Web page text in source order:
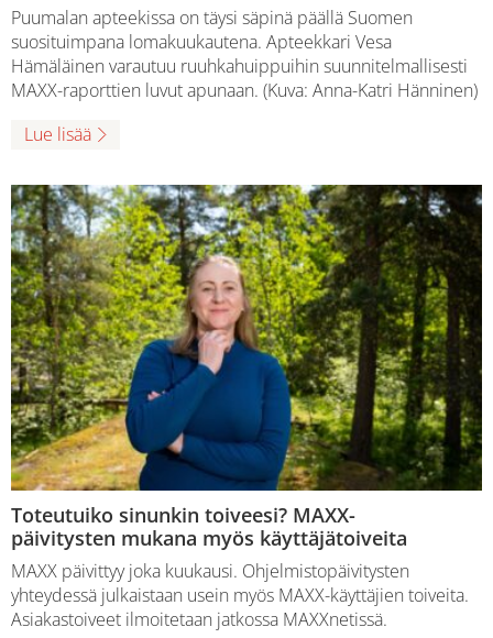
Puumalan apteekissa on täysi säpinä päällä Suomen
suosituimpana lomakuukautena. Apteekkari Vesa
Hämäläinen varautuu ruuhkahuippuihin suunnitelmallisesti
MAXX-raporttien luvut apunaan. (Kuva: Anna-Katri Hänninen)
Lue lisää
Toteutuiko sinunkin toiveesi? MAXX-
päivitysten mukana myös käyttäjätoiveita
MAXX päivittyy joka kuukausi. Ohjelmistopäivitysten
yhteydessä julkaistaan usein myös MAXX-käyttäjien toiveita.
Asiakastoiveet ilmoitetaan jatkossa MAXXnetissä.